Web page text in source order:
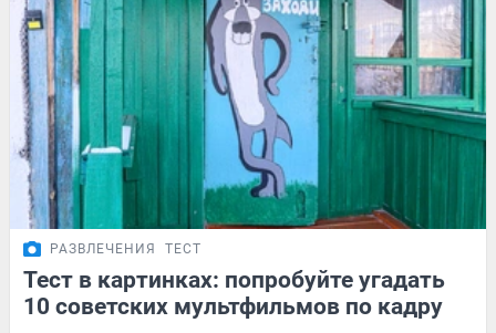
РАЗВЛЕЧЕНИЯ ТЕСТ
Тест в картинках: попробуйте угадать
10 советских мультфильмов по кадру